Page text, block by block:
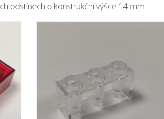
odstínech o konstrukční výšce 14 mm.